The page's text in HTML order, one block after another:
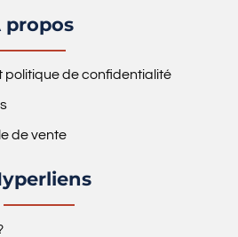
propos
politique de confidentialité
de vente